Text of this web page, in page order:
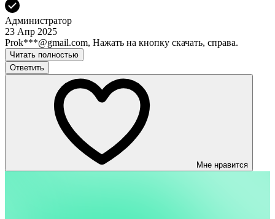
Администратор
23 Апр 2025
Prok***@gmail.com, Нажать на кнопку скачать, справа.
Читать полностью
Ответить
Мне нравится